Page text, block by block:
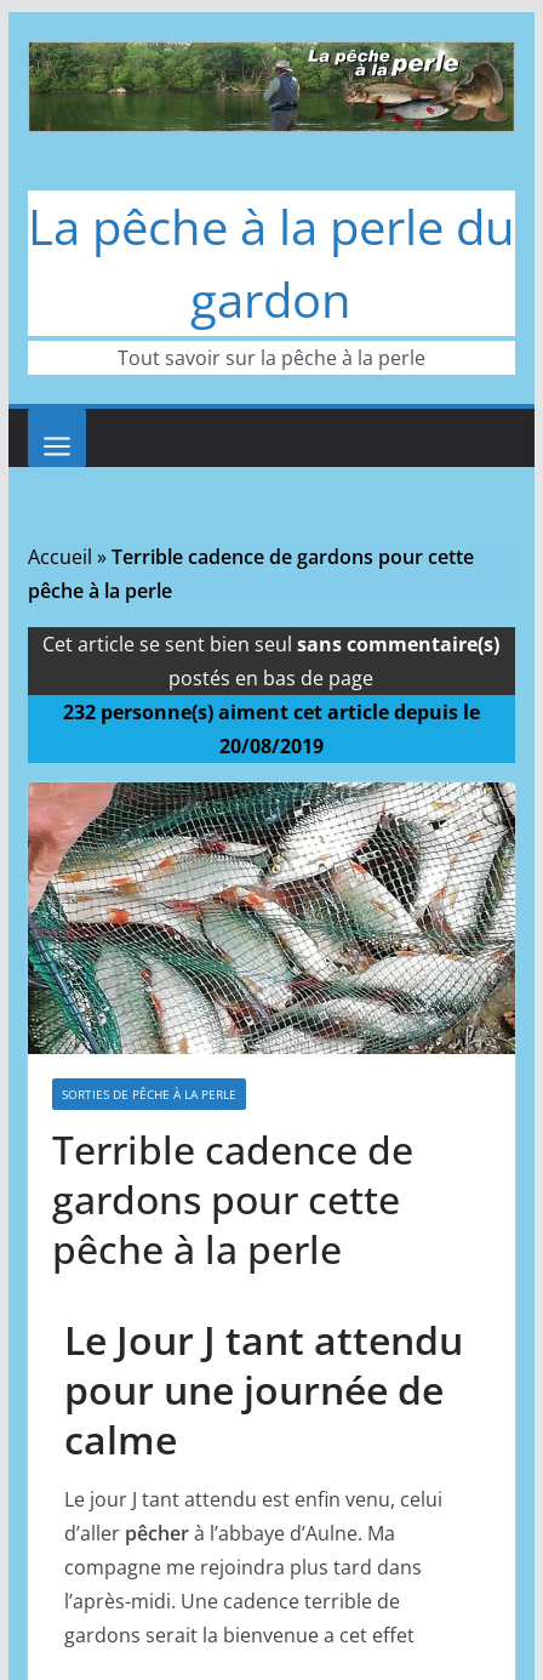
au
contenu
La pêche à la perle du
gardon
Tout savoir sur la pêche à la perle
Accueil »Terrible cadence de gardons pour cette
pêche à la perle
Cet article se sent bien seulsans commentaire(s)
postés en bas de page
232personne(s) aiment cet article depuis le
20/08/2019
SORTIES DE PÊCHE À LA PERLE
Terrible cadence de
gardons pour cette
pêche à la perle
Le Jour J tant attendu
pour une journée de
calme
Le jour J tant attendu est enfin venu, celui
d’aller pêcherà l’abbaye d’Aulne. Ma
compagne me rejoindra plus tard dans
l’après-midi. Une cadence terrible de
gardons serait la bienvenue a cet effet